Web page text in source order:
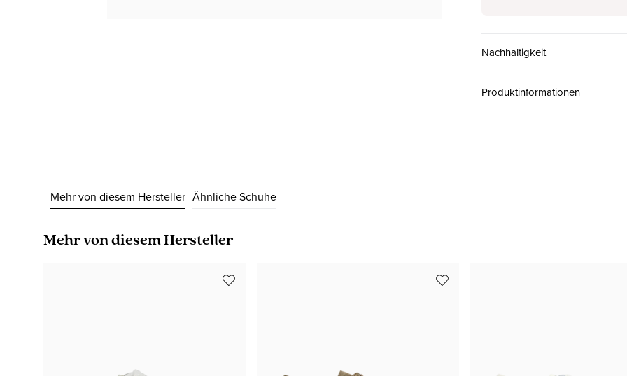
Nachhaltigkeit
Produktinformationen
Mehr von diesem Hersteller Ähnliche Schuhe
Produktgalerie überspringen
Mehr von diesem Hersteller